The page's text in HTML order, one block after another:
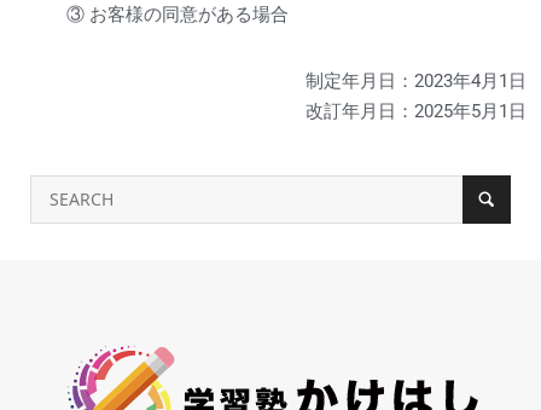
③ お客様の同意がある場合
制定年月日：2023年4月1日
改訂年月日：2025年5月1日